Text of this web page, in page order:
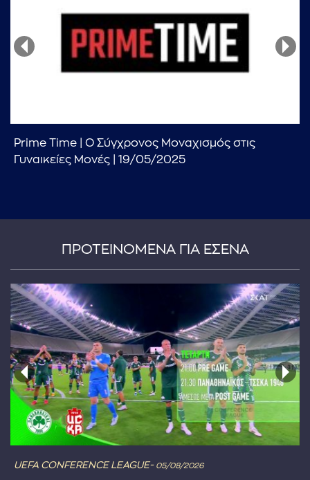
...πληκτρολογήστε κείμενο προς αναζήτηση
Prime Time | Ο Σύγχρονος Μοναχισμός στις
Γυναικείες Μονές | 19/05/2025
ΠΡΟΤΕΙΝΟΜΕΝΑ ΓΙΑ ΕΣΕΝΑ
UEFA CONFERENCE LEAGUE- 05/08/2026